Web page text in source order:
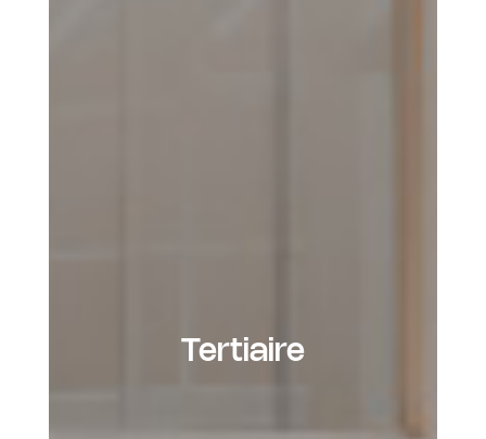
Tertiaire